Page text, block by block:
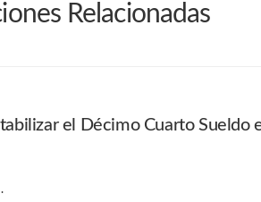
Relacionadas
el Décimo Cuarto Sueldo